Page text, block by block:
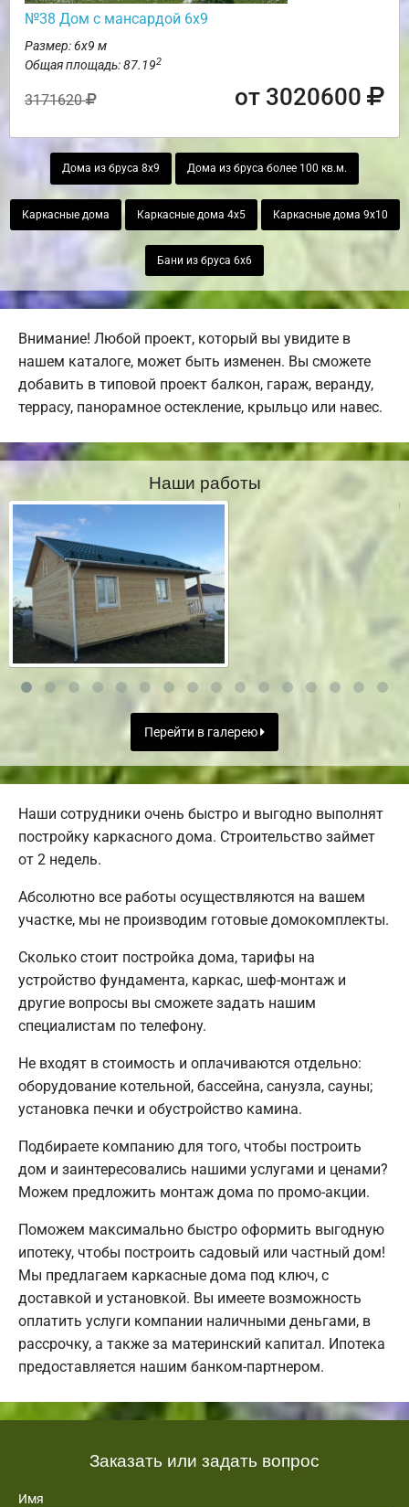
№38 Дом с мансардой 6х9
Размер: 6х9 м
Общая площадь: 87.192
3171620 от 3020600
Дома из бруса 8х9 Дома из бруса более 100 кв.м.
Каркасные дома Каркасные дома 4х5 Каркасные дома 9х10
Бани из бруса 6х6
Внимание! Любой проект, который вы увидите в
нашем каталоге, может быть изменен. Вы сможете
добавить в типовой проект балкон, гараж, веранду,
террасу, панорамное остекление, крыльцо или навес.
Наши работы
Перейти в галерею
Наши сотрудники очень быстро и выгодно выполнят
постройку каркасного дома. Строительство займет
от 2 недель.
Абсолютно все работы осуществляются на вашем
участке, мы не производим готовые домокомплекты.
Сколько стоит постройка дома, тарифы на
устройство фундамента, каркас, шеф-монтаж и
другие вопросы вы сможете задать нашим
специалистам по телефону.
Не входят в стоимость и оплачиваются отдельно:
оборудование котельной, бассейна, санузла, сауны;
установка печки и обустройство камина.
Подбираете компанию для того, чтобы построить
дом и заинтересовались нашими услугами и ценами?
Можем предложить монтаж дома по промо-акции.
Поможем максимально быстро оформить выгодную
ипотеку, чтобы построить садовый или частный дом!
Мы предлагаем каркасные дома под ключ, с
доставкой и установкой. Вы имеете возможность
оплатить услуги компании наличными деньгами, в
рассрочку, а также за материнский капитал. Ипотека
предоставляется нашим банком-партнером.
Заказать или задать вопрос
Имя